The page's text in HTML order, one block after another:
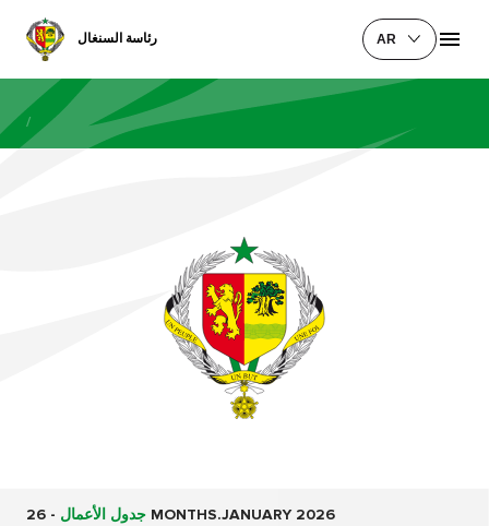
رئاسة السنغال AR
/
جدول الأعمال - 26 MONTHS.JANUARY 2026